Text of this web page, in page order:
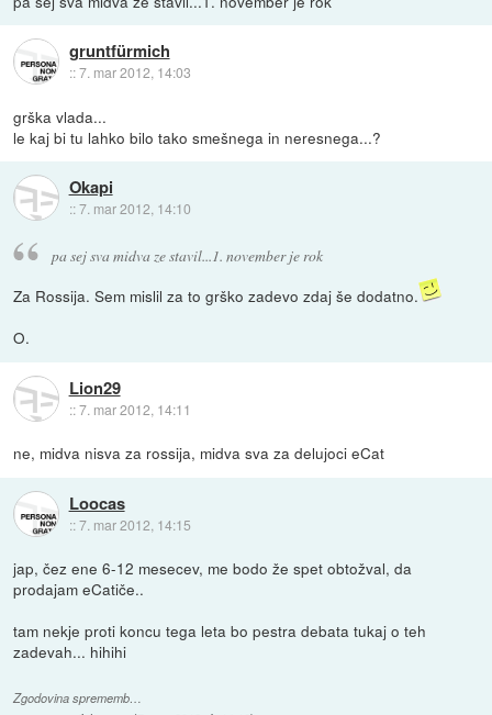
gruntfürmich
::7. mar 2012, 14:03
grška vlada...
le kaj bi tu lahko bilo tako smešnega in neresnega...?
Okapi
::7. mar 2012, 14:10
pa sej sva midva ze stavil...1. november je rok
Za Rossija. Sem mislil za to grško zadevo zdaj še dodatno.
O.
Lion29
::7. mar 2012, 14:11
ne, midva nisva za rossija, midva sva za delujoci eCat
Loocas
::7. mar 2012, 14:15
jap, čez ene 6-12 mesecev, me bodo že spet obtožval, da
prodajam eCatiče..
tam nekje proti koncu tega leta bo pestra debata tukaj o teh
zadevah... hihihi
Zgodovina sprememb…